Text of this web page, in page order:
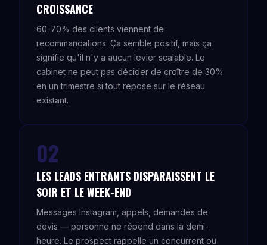
CROISSANCE
60-70% des clients viennent de
recommandations. Ça semble positif, mais ça
signifie qu'il n'y a aucun levier scalable. Le
cabinet ne peut pas décider de croître de 30%
en un trimestre si tout repose sur le réseau
existant.
02
LES LEADS ENTRANTS DISPARAISSENT LE
SOIR ET LE WEEK-END
Messages Instagram, appels, demandes de
devis — personne ne répond dans la demi-
heure. Le prospect rappelle un concurrent ou